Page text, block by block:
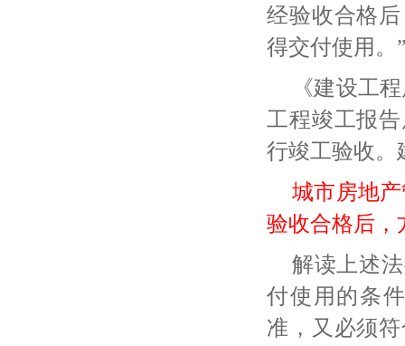
经验收合格
得交付使用。
《建设工
工程竣工报
行竣工验收。
城市房地
验收合格后，
解读上述
付使用的条
准，又必须